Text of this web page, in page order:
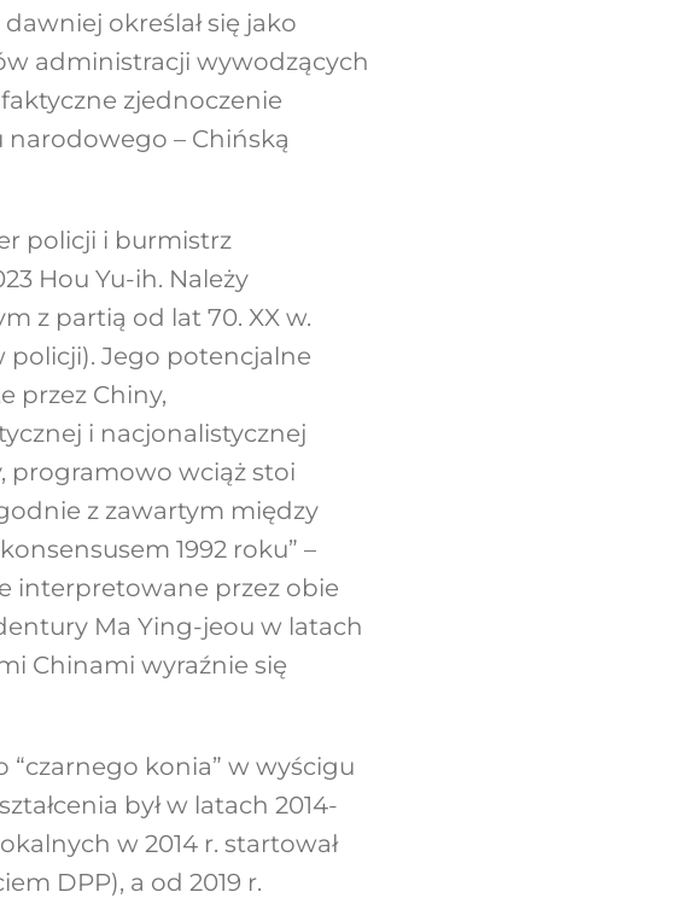
określał się jako
administracji wywodzących
zjednoczenie
– Chińską
policji i burmistrz
Hou Yu-ih. Należy
z partią od lat 70. XX w.
policji). Jego potencjalne
przez Chiny,
i nacjonalistycznej
programowo wciąż stoi
z zawartym między
1992 roku” –
interpretowane przez obie
Ma Ying-jeou w latach
Chinami wyraźnie się
konia” w wyścigu
był w latach 2014-
w 2014 r. startował
DPP), a od 2019 r.